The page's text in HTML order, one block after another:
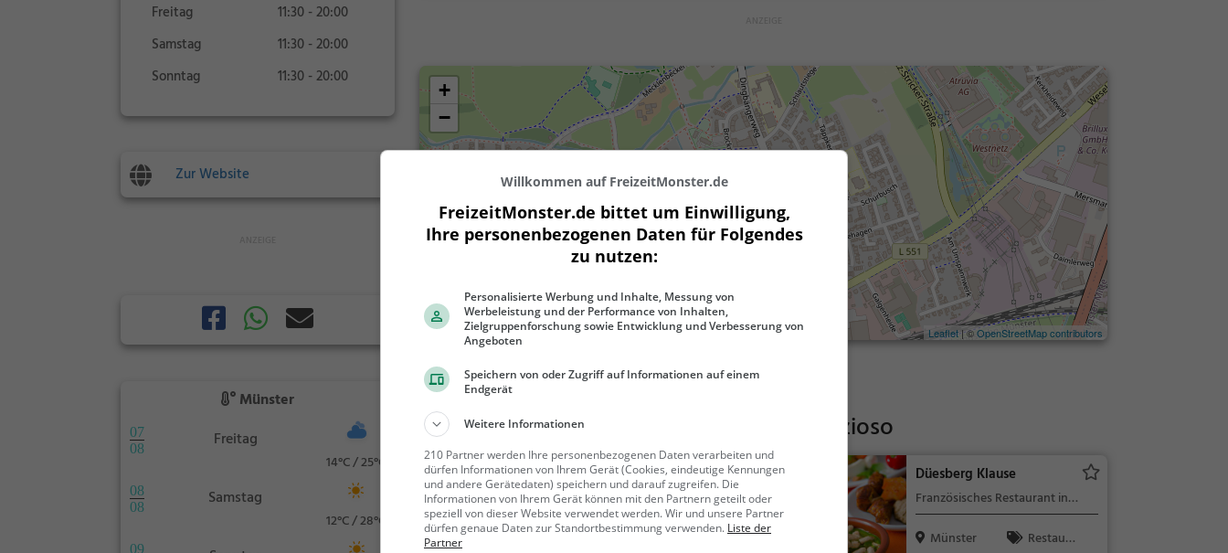
Freitag
11:30 - 20:00
Samstag
11:30 - 20:00
Sonntag
11:30 - 20:00
Zur Website
Münster
07
08
Freitag
14°C / 25°C
08
08
Samstag
12°C / 28°C
09
+
−
200 m
500 ft
Leaflet | ©OpenStreetMap contributors
Gaststätten in der Nähe von Eis Cafe Delizioso
Pizza Venezia
Pizzeria in Münster
Münster
Restaura
Düesberg Klause
Französisches Restaurant in
Münster
Münster
Restaura
Willkommen auf FreizeitMonster.de
FreizeitMonster.de bittet um Einwilligung,
Ihre personenbezogenen Daten für Folgendes
zu nutzen:
Personalisierte Werbung und Inhalte, Messung von
Werbeleistung und der Performance von Inhalten,
Zielgruppenforschung sowie Entwicklung und Verbesserung von
Angeboten
Speichern von oder Zugriff auf Informationen auf einem
Endgerät
Weitere Informationen
210 Partner werden Ihre personenbezogenen Daten verarbeiten und
dürfen Informationen von Ihrem Gerät (Cookies, eindeutige Kennungen
und andere Gerätedaten) speichern und darauf zugreifen. Die
Informationen von Ihrem Gerät können mit den Partnern geteilt oder
speziell von dieser Website verwendet werden. Wir und unsere Partner
dürfen genaue Daten zur Standortbestimmung verwenden. Liste der
Partner